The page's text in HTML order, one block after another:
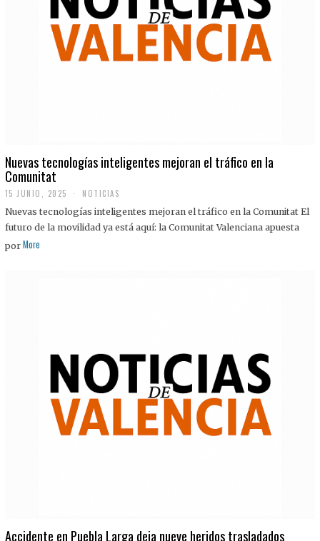
Nuevas tecnologías inteligentes mejoran el tráfico en la
Comunitat
15 JUNIO, 2025 NOTICIAS
Nuevas tecnologías inteligentes mejoran el tráfico en la Comunitat El
futuro de la movilidad ya está aquí: la Comunitat Valenciana apuesta
por More
Accidente en Puebla Larga deja nueve heridos trasladados